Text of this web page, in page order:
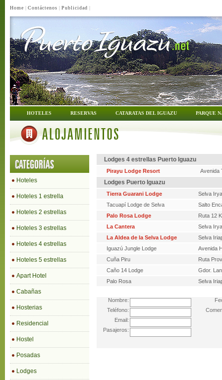
Home | Contáctenos | Publicidad |
HOTELES RESERVAS CATARATAS DEL IGUAZU PARQUE
ALOJAMIENTOS
CATEGORÍAS
Hoteles
Hoteles 1 estrella
Hoteles 2 estrellas
Hoteles 3 estrellas
Hoteles 4 estrellas
Hoteles 5 estrellas
Apart Hotel
Cabañas
Hosterias
Residencial
Hostel
Posadas
Lodges
Lodges 4 estrellas Puerto Iguazu
Pirayu Lodge Resort Avenida
Lodges Puerto Iguazu
Tierra Guarani Lodge
Selva
Tacuapí Lodge de Selva
Salto
Palo Rosa Lodge
Ruta 12
La Cantera
Selva
La Aldea de la Selva Lodge
Selva
Iguazú Jungle Lodge
Avenida
Cuña Piru
Ruta
Caño 14 Lodge
Gdor.
Palo Rosa
Selva
Nombre:
Teléfono:
Email:
Pasajeros: